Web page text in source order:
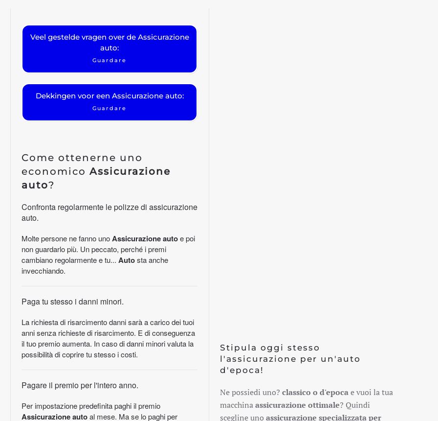
Veel gestelde vragen over de Assicurazione
auto:
Guardare
Dekkingen voor een Assicurazione auto:
Guardare
Come ottenerne uno
economico Assicurazione
auto?
Confronta regolarmente le polizze di assicurazione
auto.
Molte persone ne fanno unoAssicurazione autoe poi
non guardarlo più. Un peccato, perché i premi
cambiano regolarmente e tu... Auto sta anche
invecchiando.
Paga tu stesso i danni minori.
La richiesta di risarcimento danni sarà a carico dei tuoi
anni senza richieste di risarcimento. E di conseguenza
il tuo premio aumenta. In caso di danni minori valuta la
possibilità di coprire tu stesso i costi.
Pagare il premio per l'intero anno.
Per impostazione predefinita paghi il premio
Assicurazione autoal mese. Ma se lo paghi per
Stipula oggi stesso
l'assicurazione per un'auto
d'epoca!
Ne possiedi uno?classico o d'epocae vuoi la tua
macchinaassicurazione ottimale? Quindi
scegline unoassicurazione specializzata per